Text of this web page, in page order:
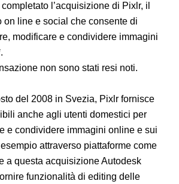
l’acquisizione di Pixlr, il
on line e social che consente di
modificare e condividere immagini
non sono stati resi noti.
del 2008 in Svezia, Pixlr fornisce
anche agli utenti domestici per
e condividere immagini online e sui
attraverso piattaforme come
a questa acquisizione Autodesk
funzionalità di editing delle